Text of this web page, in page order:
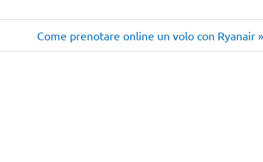
Articolo
successivo:
Come prenotare online un volo con Ryanair